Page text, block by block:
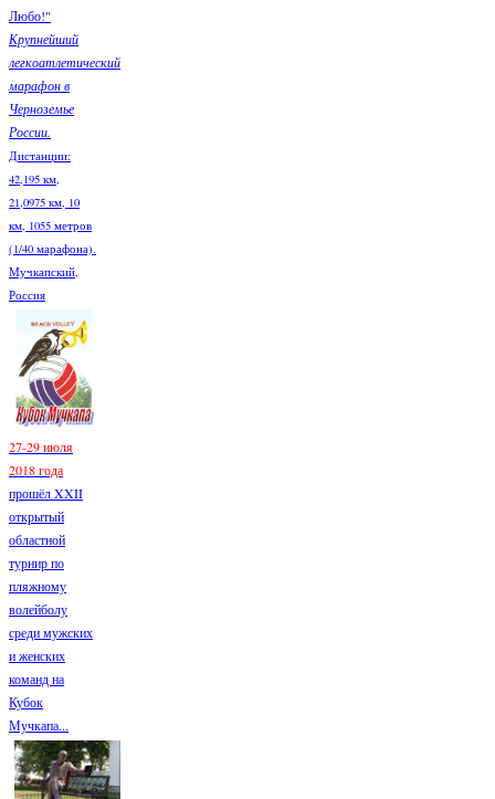
Любо!"
Крупнейший
легкоатлетический
марафон в
Черноземье
России.
Дистанции:
42,195 км,
21,0975 км, 10
км, 1055 метров
(1/40 марафона).
Мучкапский,
Россия
27-29 июля
2018 года
прошёл XXII
открытый
областной
турнир по
пляжному
волейболу
среди мужских
и женских
команд на
Кубок
Мучкапа...